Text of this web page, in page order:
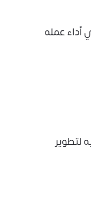
أداء عمله
لتطوير